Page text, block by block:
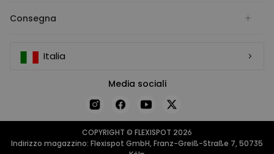
Consegna
Italia
Media sociali
COPYRIGHT © FLEXISPOT 2026
Indirizzo magazzino: Flexispot GmbH, Franz-Greiß-Straße 7, 50735